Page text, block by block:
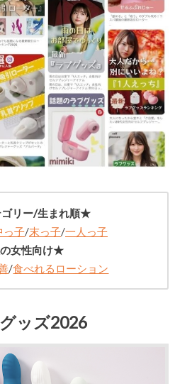
リー/生まれ順★
っ子/末っ子/一人っ子
女性向け★
/食べれるローション
ッズ2026